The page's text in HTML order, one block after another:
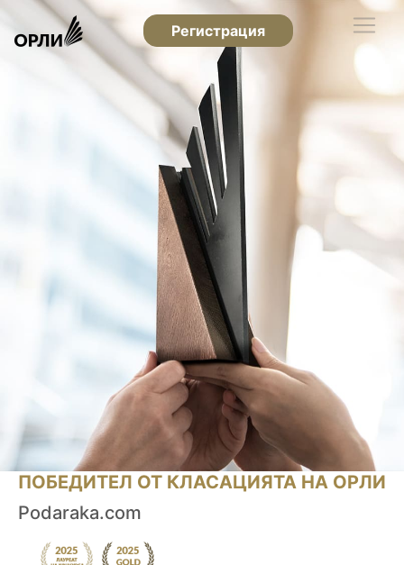
Регистрация
ПОБЕДИТЕЛ ОТ КЛАСАЦИЯТА НА ОРЛИ
Podaraka.com